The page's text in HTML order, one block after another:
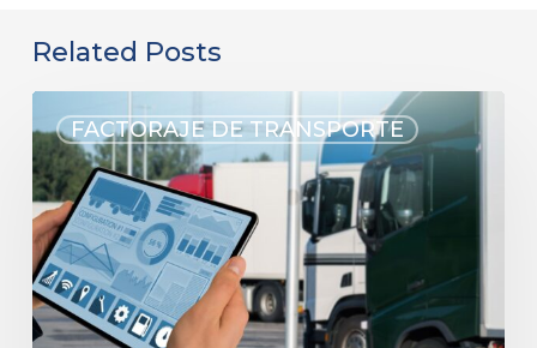
Related Posts
FACTORAJE DE TRANSPORTE